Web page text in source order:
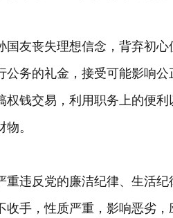
国友丧失理想信念，背弃初
公务的礼金，接受可能影响
权钱交易，利用职务上的便
。
重违反党的廉洁纪律、生活
收手，性质严重，影响恶劣